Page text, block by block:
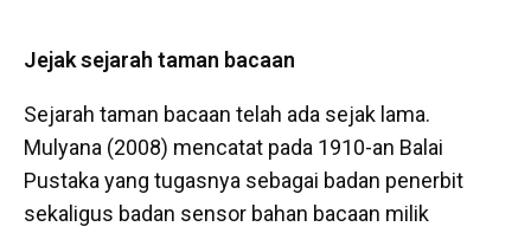
Jejak sejarah taman bacaan
Sejarah taman bacaan telah ada sejak lama.
Mulyana (2008) mencatat pada 1910-an Balai
Pustaka yang tugasnya sebagai badan penerbit
sekaligus badan sensor bahan bacaan milik